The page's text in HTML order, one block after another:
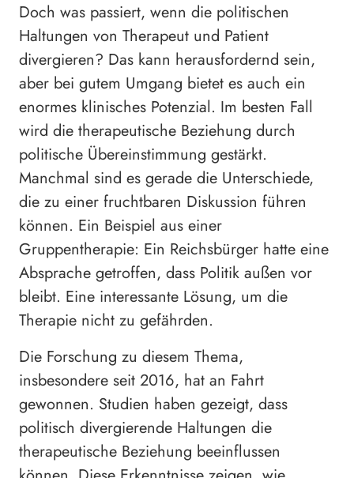
Doch was passiert, wenn die politischen
Haltungen von Therapeut und Patient
divergieren? Das kann herausfordernd sein,
aber bei gutem Umgang bietet es auch ein
enormes klinisches Potenzial. Im besten Fall
wird die therapeutische Beziehung durch
politische Übereinstimmung gestärkt.
Manchmal sind es gerade die Unterschiede,
die zu einer fruchtbaren Diskussion führen
können. Ein Beispiel aus einer
Gruppentherapie: Ein Reichsbürger hatte eine
Absprache getroffen, dass Politik außen vor
bleibt. Eine interessante Lösung, um die
Therapie nicht zu gefährden.
Die Forschung zu diesem Thema,
insbesondere seit 2016, hat an Fahrt
gewonnen. Studien haben gezeigt, dass
politisch divergierende Haltungen die
therapeutische Beziehung beeinflussen